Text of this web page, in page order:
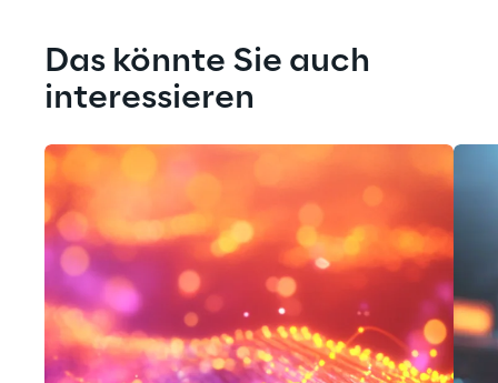
Das könnte Sie auch
interessieren